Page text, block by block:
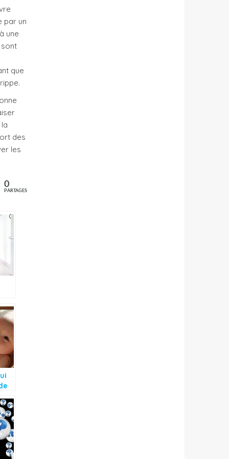
par un
une
que
des
les
0
PARTAGES
le